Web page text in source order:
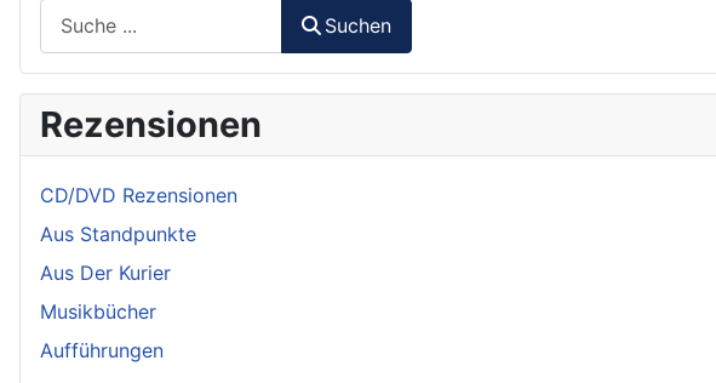
Suchen
Rezensionen
CD/DVD Rezensionen
Aus Standpunkte
Aus Der Kurier
Musikbücher
Aufführungen